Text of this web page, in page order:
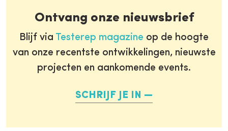
Ontvang onze nieuwsbrief
Blijf via Testerep magazine op de hoogte
van onze recentste ontwikkelingen, nieuwste
projecten en aankomende events.
SCHRIJF JE IN